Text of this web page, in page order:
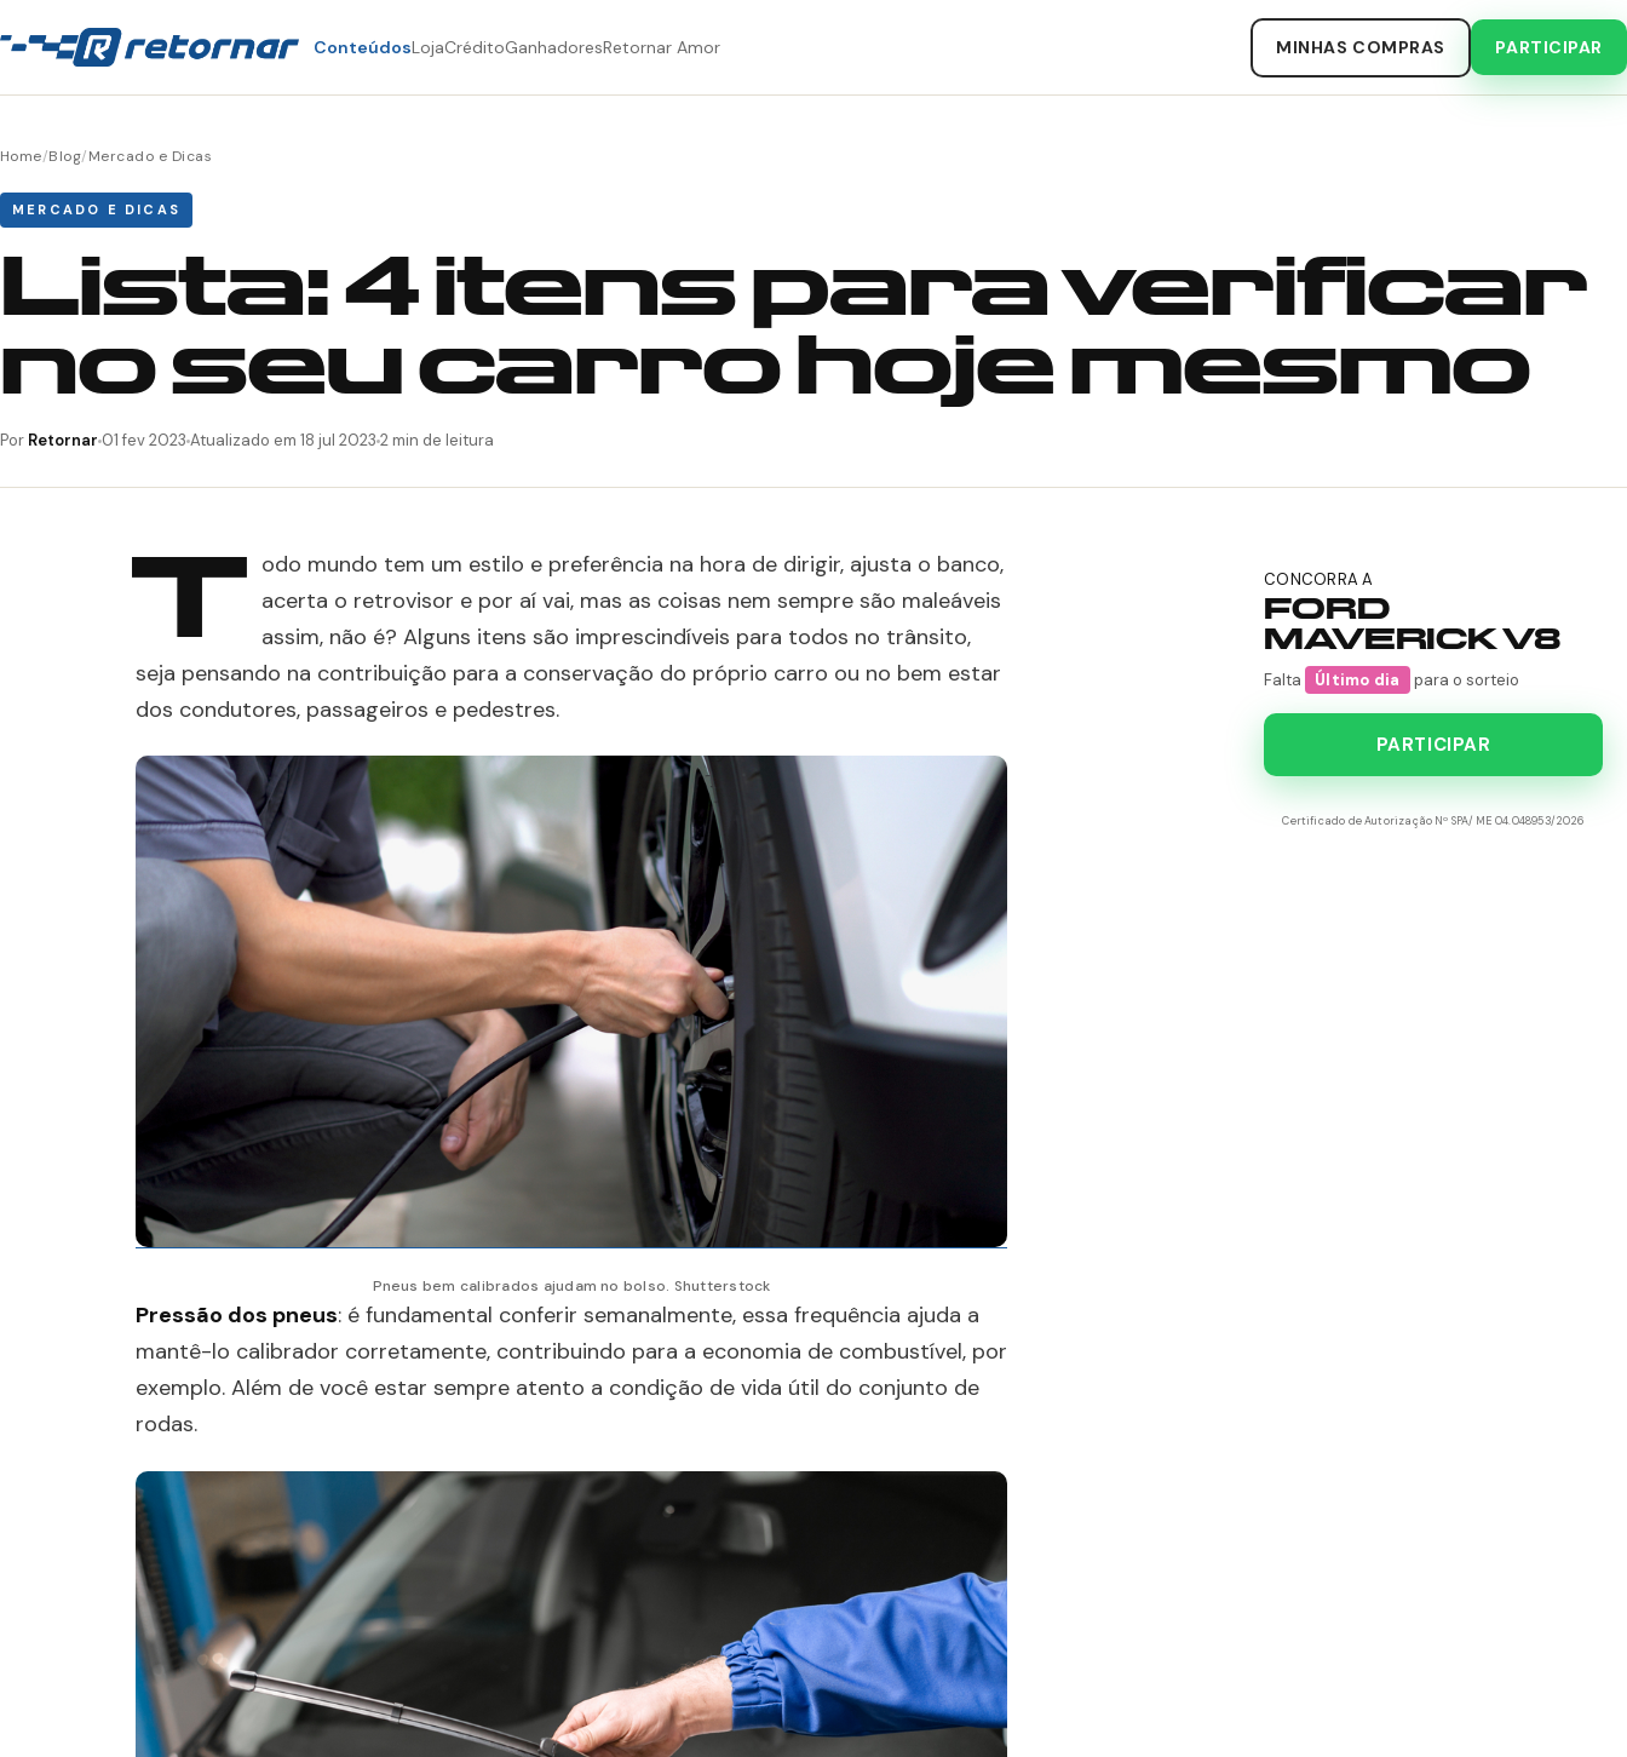
ConteúdosLojaCréditoGanhadoresRetornar Amor MINHAS COMPRAS PARTICIPAR
Home/Blog/Mercado e Dicas
MERCADO E DICAS
Lista: 4 itens para verificar
no seu carro hoje mesmo
Por Retornar 01 fev 2023 Atualizado em 18 jul 2023 2 min de leitura
T odo mundo tem um estilo e preferência na hora de dirigir, ajusta o banco,
acerta o retrovisor e por aí vai, mas as coisas nem sempre são maleáveis
assim, não é? Alguns itens são imprescindíveis para todos no trânsito,
seja pensando na contribuição para a conservação do próprio carro ou no bem estar
dos condutores, passageiros e pedestres.
Pneus bem calibrados ajudam no bolso. Shutterstock
Pressão dos pneus: é fundamental conferir semanalmente, essa frequência ajuda a
mantê-lo calibrador corretamente, contribuindo para a economia de combustível, por
exemplo. Além de você estar sempre atento a condição de vida útil do conjunto de
rodas.
CONCORRA A
FORD
MAVERICK V8
Falta Último dia para o sorteio
PARTICIPAR
Certificado de Autorização Nº SPA/ME 04.048953/2026